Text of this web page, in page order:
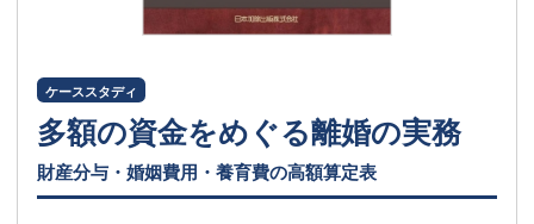
多額の資金をめぐる離婚の実務
ケーススタディ
財産分与・婚姻費用・養育費の高額算定表